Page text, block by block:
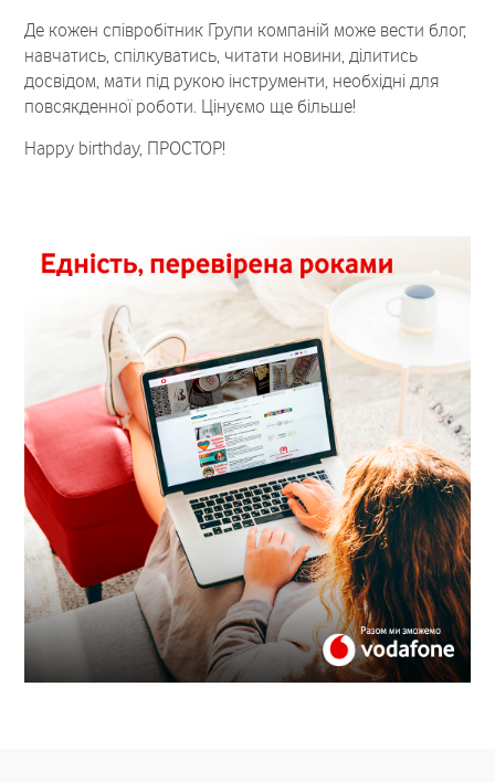
Де кожен співробітник Групи компаній може вести блог,
навчатись, спілкуватись, читати новини, ділитись
досвідом, мати під рукою інструменти, необхідні для
повсякденної роботи. Цінуємо ще більше!
Happy birthday, ПРОСТОР!